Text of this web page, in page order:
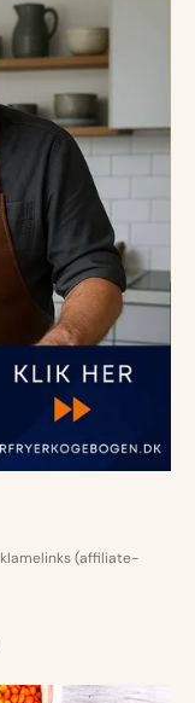
(affiliate-